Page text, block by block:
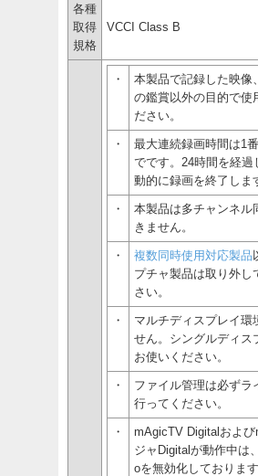
各種
取得
規格
VCCI Class B
・
本製品で記録した映像
の鑑賞以外の目的で使
ださい。
・
最大連続録画時間は1
でです。24時間を経過
動的に録画を終了しま
・
本製品は多チャンネル
きません。
・ 複数同時使用対応製品
プチャ製品は取り外し
さい。
・
マルチディスプレイ環
せん。シングルディス
お使いください。
・
ファイル管理は必ずラ
行ってください。
・
mAgicTV Digitalおよ
ジャDigitalが動作中は
oを無効化しております